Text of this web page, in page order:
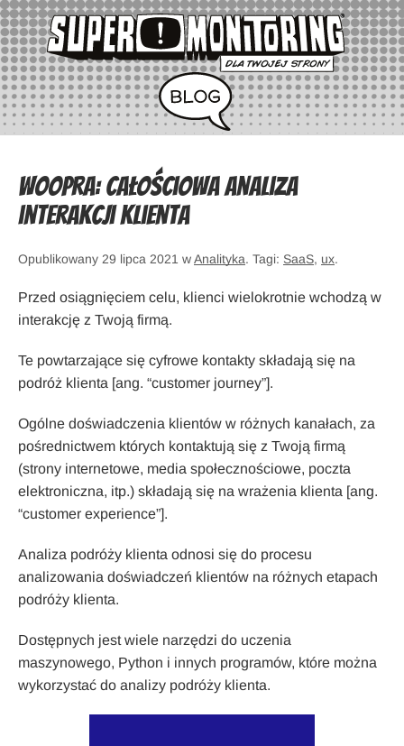
Woopra: Całościowa analiza
interakcji klienta
Opublikowany 29 lipca 2021 wAnalityka. Tagi: SaaS, ux.
Przed osiągnięciem celu, klienci wielokrotnie wchodzą w
interakcję z Twoją firmą.
Te powtarzające się cyfrowe kontakty składają się na
podróż klienta [ang. “customer journey”].
Ogólne doświadczenia klientów w różnych kanałach, za
pośrednictwem których kontaktują się z Twoją firmą
(strony internetowe, media społecznościowe, poczta
elektroniczna, itp.) składają się na wrażenia klienta [ang.
“customer experience”].
Analiza podróży klienta odnosi się do procesu
analizowania doświadczeń klientów na różnych etapach
podróży klienta.
Dostępnych jest wiele narzędzi do uczenia
maszynowego, Python i innych programów, które można
wykorzystać do analizy podróży klienta.